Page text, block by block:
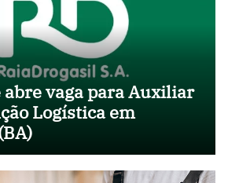
abre vaga para Auxiliar
Logística em